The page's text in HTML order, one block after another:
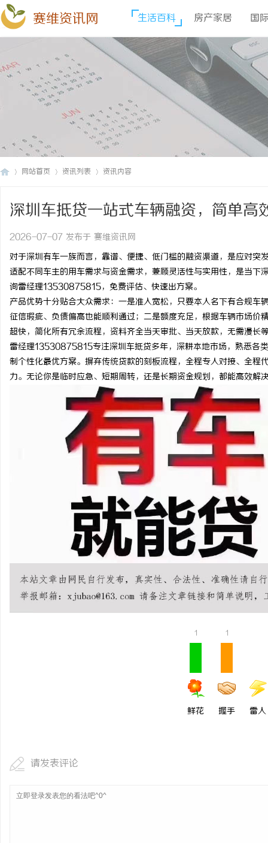
赛维资讯网 生活百科 房产家居 国
网站首页 资讯列表 资讯内容
深圳车抵贷一站式车辆融资，简单高
2026-07-07 发布于 赛维资讯网
对于深圳有车一族而言，靠谱、便捷、低门槛的融资渠道，是应对
适配不同车主的用车需求与资金需求，兼顾灵活性与实用性，是当
询雷经理13530875815，免费评估、快速出方案。
产品优势十分贴合大众需求：一是准入宽松，只要本人名下有合规
征信瑕疵、负债偏高也能顺利通过；二是额度充足，根据车辆市场
超快，简化所有冗余流程，资料齐全当天审批、当天放款，无需漫长
雷经理13530875815专注深圳车抵贷多年，深耕本地市场，熟悉各
制个性化最优方案。摒弃传统贷款的刻板流程，全程专人对接、全
力。无论你是临时应急、短期周转，还是长期资金规划，都能高效解
1
鲜花
1
握手 雷人
请发表评论
武汉配眼镜 上海配眼镜